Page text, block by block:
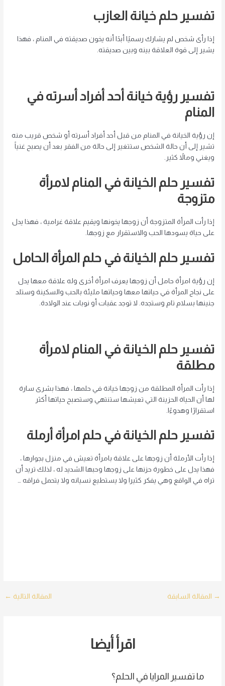
تفسير حلم خيانة العازب
إذا رأى شخص لم يشارك رسميًا أبدًا أنه يخون صديقته في المنام ، فهذا
يشير إلى قوة العلاقة بينه وبين صديقته.
تفسير رؤية خيانة أحد أفراد أسرته في
المنام
إن رؤية الخيانة في المنام من قبل أحد أفراد أسرته أو شخص قريب منه
تشير إلى أن حالة الشخص ستتغير إلى حالة من الفقر بعد أن يصبح غنياً
ويغني ومالاً كثير.
تفسير حلم الخيانة في المنام لامرأة
متزوجة
إذا رأت المرأة المتزوجة أن زوجها يخونها ويقيم علاقة غرامية ، فهذا يدل
على حياة يسودها الحب والاستقرار مع زوجها.
تفسير حلم الخيانة في حلم المرأة الحامل
إن رؤية امرأة حامل أن زوجها يعرف امرأة أخرى وله علاقة معها يدل
على نجاح المرأة في حياتها معها وحياتها مليئة بالحب والسكينة وستلد
جنينها بسلام تام وستجده. لا توجد عقبات أو نوبات عند الولادة.
تفسير حلم الخيانة في المنام لامرأة
مطلقة
إذا رأت المرأة المطلقة من زوجها خيانة في حلمها ، فهذا بشرى سارة
لها أن الحياة الحزينة التي تعيشها ستنتهي وستصبح حياتها أكثر
استقرارًا وهدوءًا.
تفسير حلم الخيانة في حلم امرأة أرملة
إذا رأت الأرملة أن زوجها على علاقة بامرأة تعيش في منزل بجوارها ،
فهذا يدل على خطورة حزنها على زوجها وحبها الشديد له ، لذلك تريد أن
تراه في الواقع وهي يفكر كثيرا ولا يستطيع نسيانه ولا يتحمل فراقه …
Post
→ المقالة السابقة المقالة التالية ←
اقرأ أيضا
ما تفسير المرايا في الحلم؟